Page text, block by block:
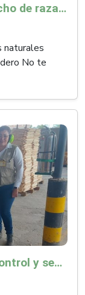
Nació en Córdoba el primer macho de raza compuesta: un hito para la ganadería colombiana
naturales
No te
ICA Valle del Cauca fortalece control y seguimiento fitosanitario a embalajes de madera bajo la NIMF 15